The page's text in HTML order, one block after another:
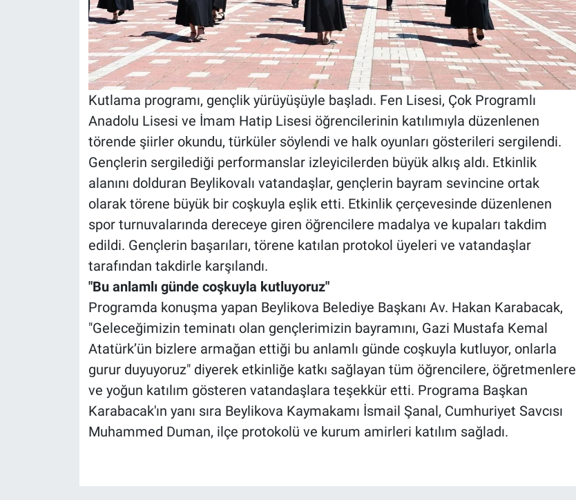
Kutlama programı, gençlik yürüyüşüyle başladı. Fen Lisesi, Çok Programlı
Anadolu Lisesi ve İmam Hatip Lisesi öğrencilerinin katılımıyla düzenlenen
törende şiirler okundu, türküler söylendi ve halk oyunları gösterileri sergilendi.
Gençlerin sergilediği performanslar izleyicilerden büyük alkış aldı. Etkinlik
alanını dolduran Beylikovalı vatandaşlar, gençlerin bayram sevincine ortak
olarak törene büyük bir coşkuyla eşlik etti. Etkinlik çerçevesinde düzenlenen
spor turnuvalarında dereceye giren öğrencilere madalya ve kupaları takdim
edildi. Gençlerin başarıları, törene katılan protokol üyeleri ve vatandaşlar
tarafından takdirle karşılandı.
"Bu anlamlı günde coşkuyla kutluyoruz"
Programda konuşma yapan Beylikova Belediye Başkanı Av. Hakan Karabacak,
"Geleceğimizin teminatı olan gençlerimizin bayramını, Gazi Mustafa Kemal
Atatürk’ün bizlere armağan ettiği bu anlamlı günde coşkuyla kutluyor, onlarla
gurur duyuyoruz" diyerek etkinliğe katkı sağlayan tüm öğrencilere, öğretmenlere
ve yoğun katılım gösteren vatandaşlara teşekkür etti. Programa Başkan
Karabacak'ın yanı sıra Beylikova Kaymakamı İsmail Şanal, Cumhuriyet Savcısı
Muhammed Duman, ilçe protokolü ve kurum amirleri katılım sağladı.